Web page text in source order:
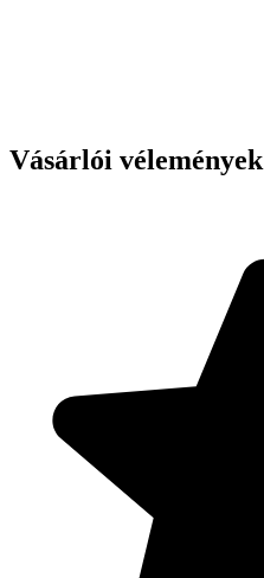
Vásárlói vélemények